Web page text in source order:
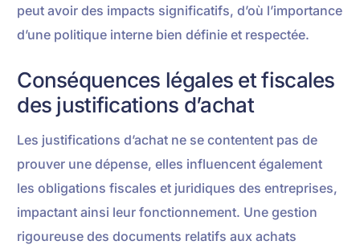
peut avoir des impacts significatifs, d’où l’importance
d’une politique interne bien définie et respectée.
Conséquences légales et fiscales
des justifications d’achat
Les justifications d’achat ne se contentent pas de
prouver une dépense, elles influencent également
les obligations fiscales et juridiques des entreprises,
impactant ainsi leur fonctionnement. Une gestion
rigoureuse des documents relatifs aux achats